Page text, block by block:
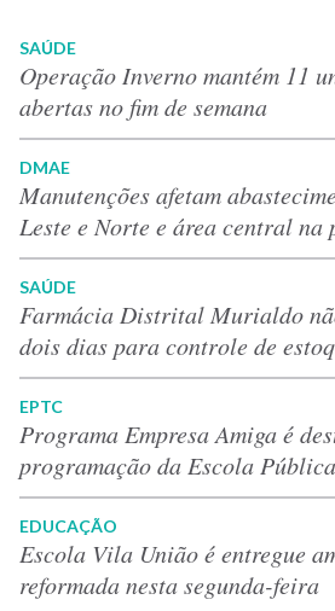
SAÚDE
Operação Inverno mantém 11
abertas no fim de semana
DMAE
Manutenções afetam
Leste e Norte e área central na
SAÚDE
Farmácia Distrital Murialdo
dois dias para controle de
EPTC
Programa Empresa Amiga é
programação da Escola
EDUCAÇÃO
Escola Vila União é entregue
reformada nesta segunda-feira